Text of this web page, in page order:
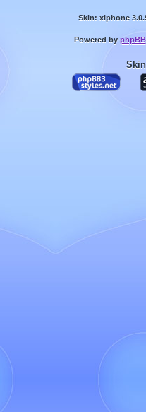
Skin: xiphone
Powered by phpBB